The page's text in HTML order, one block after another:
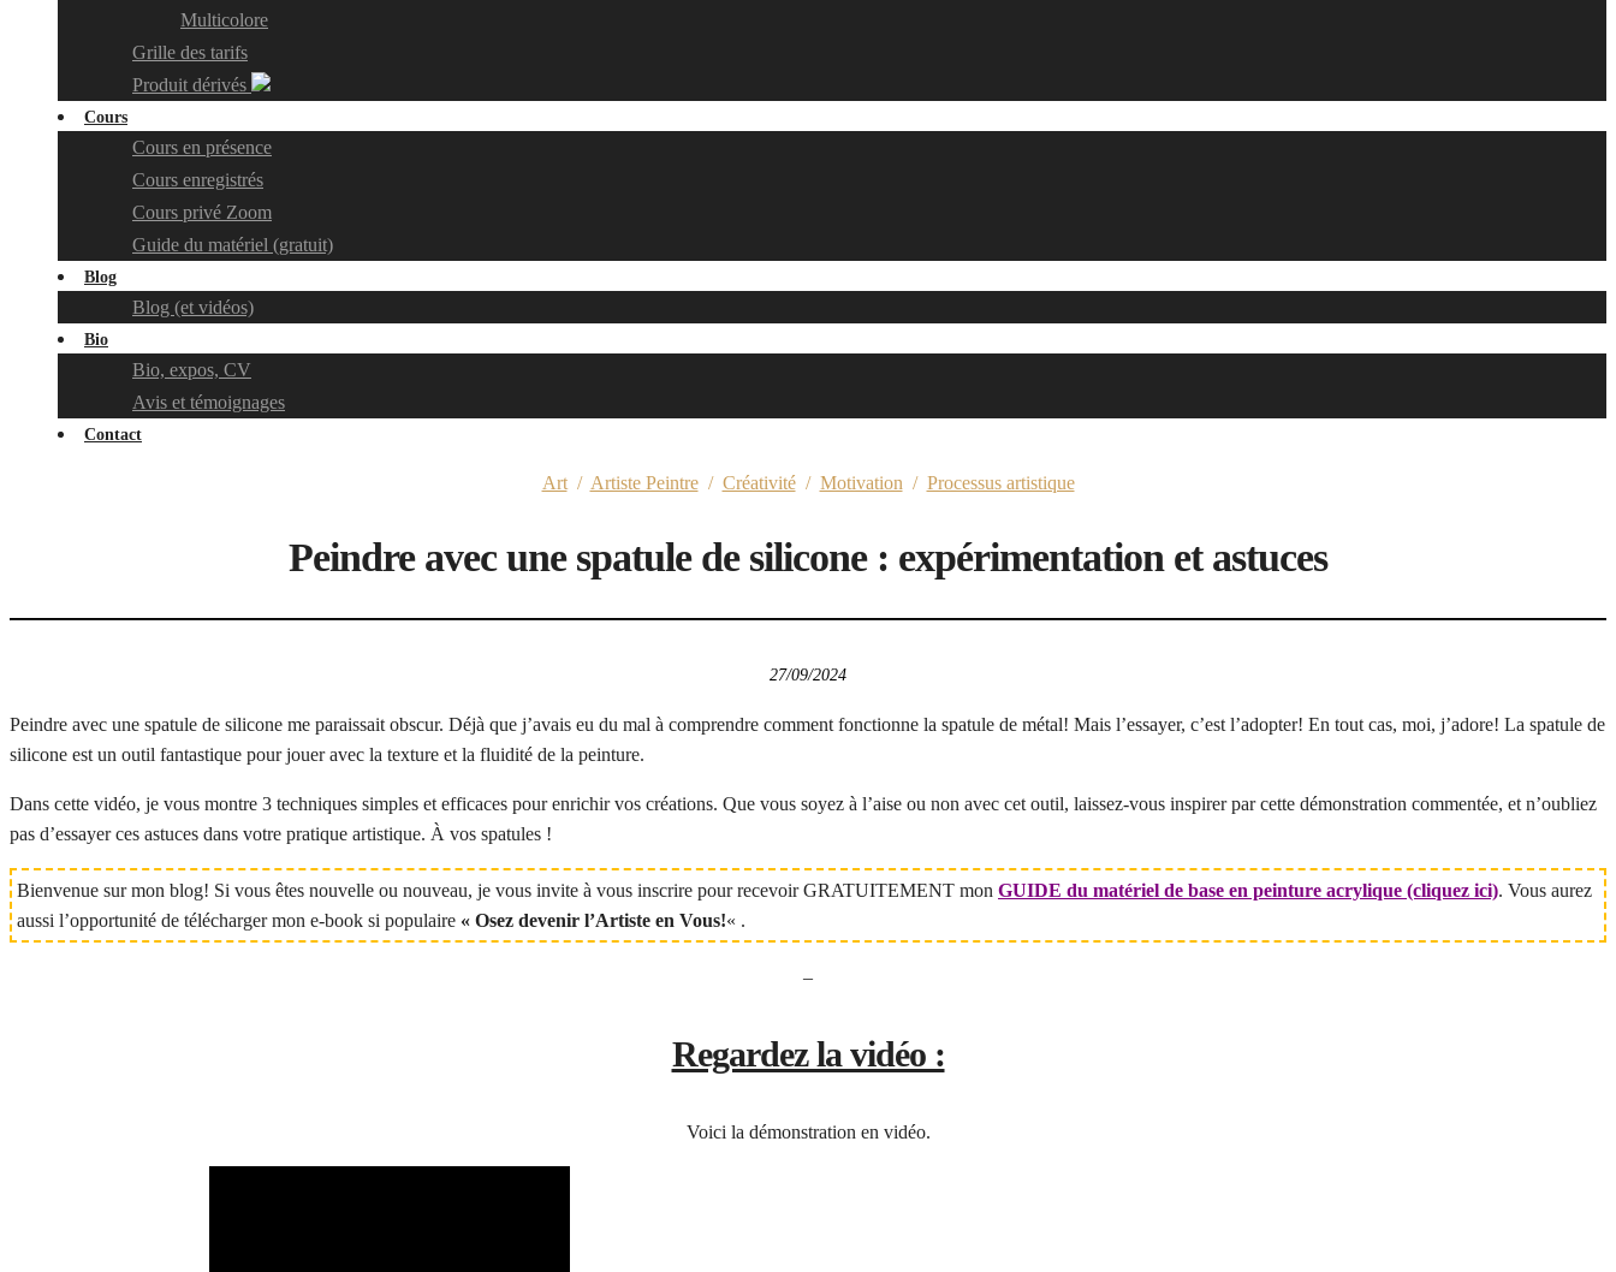
Multicolore
Grille des tarifs
Produit dérivés
Cours
Cours en présence
Cours enregistrés
Cours privé Zoom
Guide du matériel (gratuit)
Blog
Blog (et vidéos)
Bio
Bio, expos, CV
Avis et témoignages
Contact
Art/ Artiste Peintre/ Créativité/ Motivation / Processus artistique
Peindre avec une spatule de silicone : expérimentation et astuces
27/09/2024
Peindre avec une spatule de silicone me paraissait obscur. Déjà que j’avais eu du mal à comprendre comment fonctionne la spatule de métal! Mais l’essayer, c’est l’adopter! En tout cas, moi, j’adore! La spatule de
silicone est un outil fantastique pour jouer avec la texture et la fluidité de la peinture.
Dans cette vidéo, je vous montre 3 techniques simples et efficaces pour enrichir vos créations. Que vous soyez à l’aise ou non avec cet outil, laissez-vous inspirer par cette démonstration commentée, et n’oubliez
pas d’essayer ces astuces dans votre pratique artistique. À vos spatules !
Bienvenue sur mon blog! Si vous êtes nouvelle ou nouveau, je vous invite à vous inscrire pour recevoir GRATUITEMENT mon GUIDE du matériel de base en peinture acrylique (cliquez ici). Vous aurez
aussi l’opportunité de télécharger mon e-book si populaire « Osez devenir l’Artiste en Vous!« .
–
Regardez la vidéo :
Voici la démonstration en vidéo.